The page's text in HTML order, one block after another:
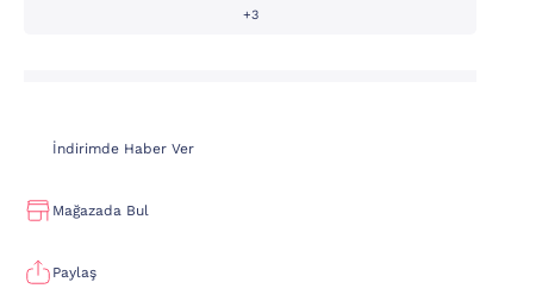
+3
İndirimde Haber Ver
Mağazada Bul
Paylaş